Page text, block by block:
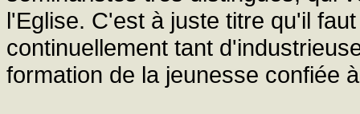
l'Eglise. C'est à juste titre qu'il
continuellement tant
formation de la jeunesse confiée